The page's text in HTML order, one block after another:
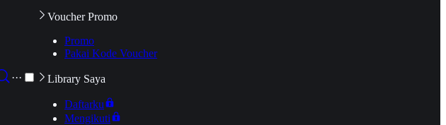
···
Voucher Promo
Promo
Pakai Kode Voucher
Library Saya
Daftarku
Mengikuti